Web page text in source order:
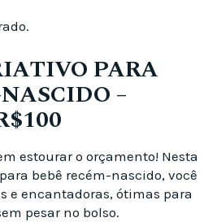
PARA
–
estourar o orçamento! Nesta
bebê recém-nascido, você
e encantadoras, ótimas para
pesar no bolso.